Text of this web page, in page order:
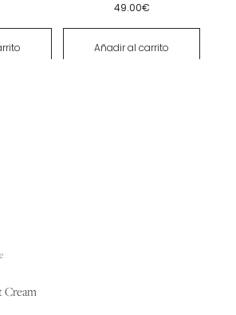
49.00€
Añadir al carrito
Cream